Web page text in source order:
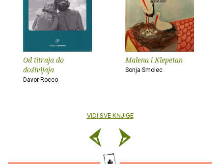
Od titraja do
doživljaja
Davor Rocco
Malena i Klepetan
Sonja Smolec
VIDI SVE KNJIGE